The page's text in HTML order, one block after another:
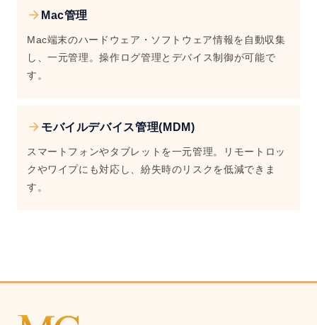
Mac管理
Mac端末のハードウェア・ソフトウェア情報を自動収集
し、一元管理。操作ログ管理とデバイス制御が可能で
す。
モバイルデバイス管理(MDM)
スマートフォンやタブレットを一元管理。リモートロッ
クやワイプにも対応し、紛失時のリスクを低減できま
す。